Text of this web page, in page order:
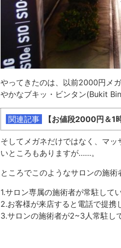
やってきたのは、以前2000円メ
やかなブキッ・ビンタン(Bukit
関連記事 【お値段2000円＆1
そしてメガネだけではなく、マ
いところもありますが……。
ところでこのようなサロンの施術
1.サロン専属の施術者が常駐してい
2.お客様が来店すると電話で提携
3.サロンの施術者が2~3人常駐し